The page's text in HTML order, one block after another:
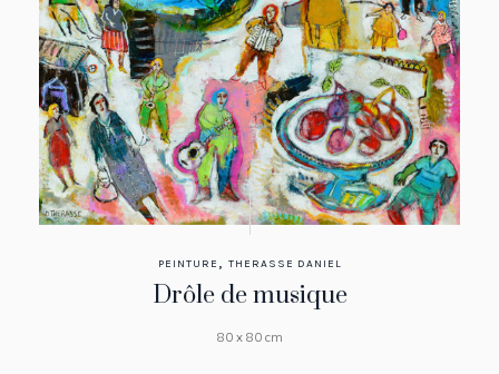
PEINTURE , THERASSE DANIEL
Drôle de musique
80 x 80 cm